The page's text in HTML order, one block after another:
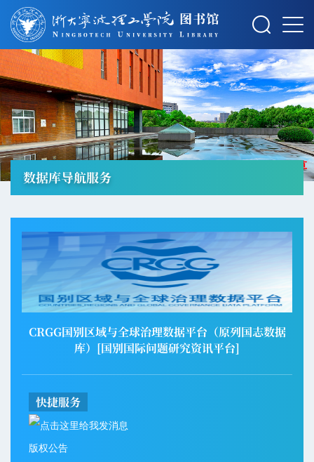
摄影：秋草
数据库导航服务
CRGG国别区域与全球治理数据平台（原列国志数据
库）[国别国际问题研究资讯平台]
快捷服务
版权公告